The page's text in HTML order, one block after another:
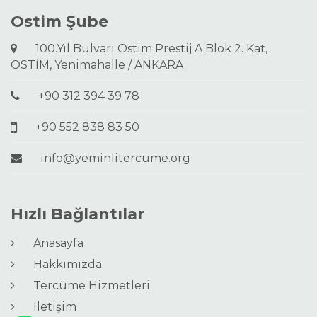
Ostim Şube
100.Yıl Bulvarı Ostim Prestij A Blok 2. Kat,
OSTİM, Yenimahalle / ANKARA
+90 312 394 39 78
+90 552 838 83 50
info@yeminlitercume.org
Hızlı Bağlantılar
Anasayfa
Hakkımızda
Tercüme Hizmetleri
İletişim